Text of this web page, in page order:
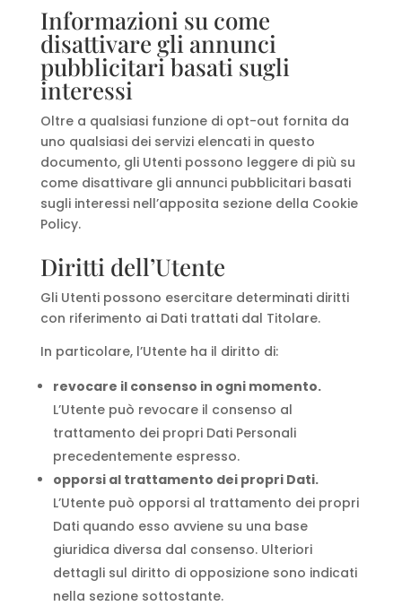
Informazioni su come
disattivare gli annunci
pubblicitari basati sugli
interessi
Oltre a qualsiasi funzione di opt-out fornita da
uno qualsiasi dei servizi elencati in questo
documento, gli Utenti possono leggere di più su
come disattivare gli annunci pubblicitari basati
sugli interessi nell’apposita sezione della Cookie
Policy.
Diritti dell’Utente
Gli Utenti possono esercitare determinati diritti
con riferimento ai Dati trattati dal Titolare.
In particolare, l’Utente ha il diritto di:
revocare il consenso in ogni momento.
L’Utente può revocare il consenso al
trattamento dei propri Dati Personali
precedentemente espresso.
opporsi al trattamento dei propri Dati.
L’Utente può opporsi al trattamento dei propri
Dati quando esso avviene su una base
giuridica diversa dal consenso. Ulteriori
dettagli sul diritto di opposizione sono indicati
nella sezione sottostante.